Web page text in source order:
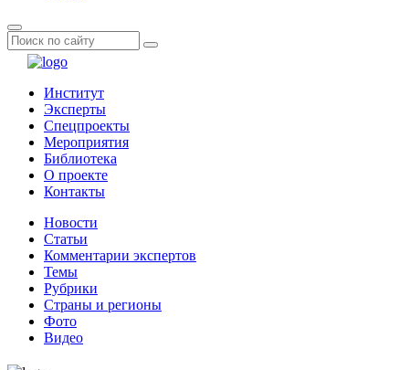
Институт
Эксперты
Спецпроекты
Мероприятия
Библиотека
О проекте
Контакты
Новости
Статьи
Комментарии экспертов
Темы
Рубрики
Страны и регионы
Фото
Видео